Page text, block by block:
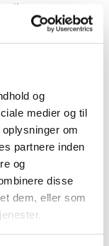
og
medier og til
om
partnere inden
og
disse
dem, eller som
og trygt
til at
under armen,